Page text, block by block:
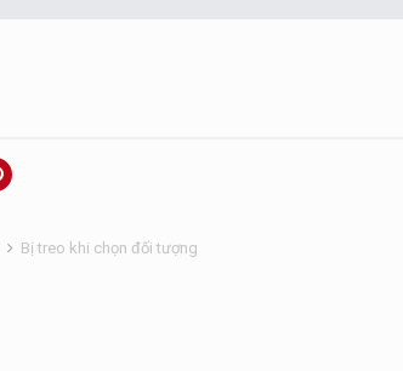
Bị treo khi chọn đối tượng